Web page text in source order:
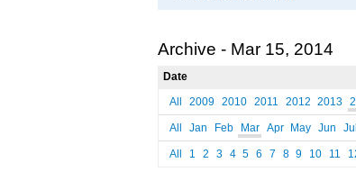
Archive - Mar 15, 2014
Date
All
2009 2010 2011 2012 2013
All Jan Feb Mar Apr May Jun Jul
All 1 2 3 4 5 6 7 8 9 10 11